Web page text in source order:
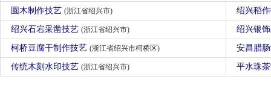
圆木制作技艺 (浙江省绍兴市) 绍兴稻
绍兴石宕采凿技艺 (浙江省绍兴市) 绍兴银
柯桥豆腐干制作技艺 (浙江省绍兴市柯桥区) 安昌腊
传统木刻水印技艺 (浙江省绍兴市) 平水珠